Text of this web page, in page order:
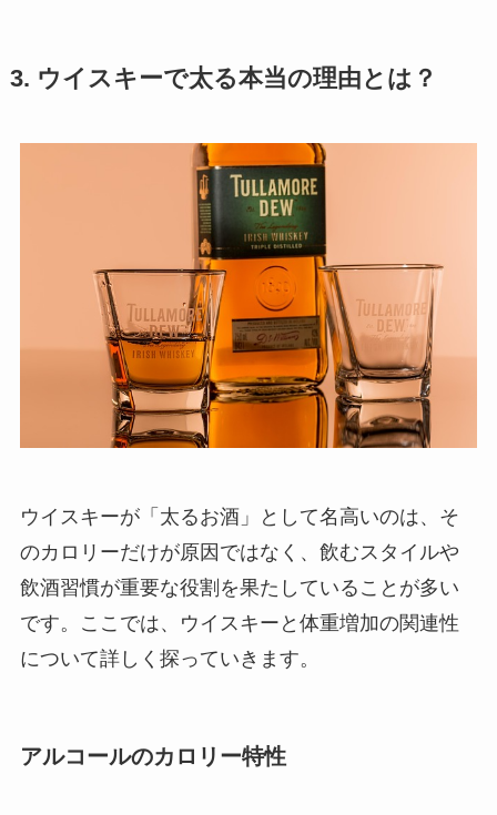
3. ウイスキーで太る本当の理由とは？
ウイスキーが「太るお酒」として名高いのは、そ
のカロリーだけが原因ではなく、飲むスタイルや
飲酒習慣が重要な役割を果たしていることが多い
です。ここでは、ウイスキーと体重増加の関連性
について詳しく探っていきます。
アルコールのカロリー特性